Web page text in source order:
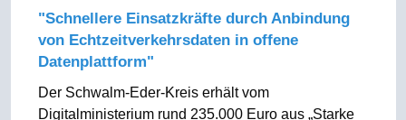
"Schnellere Einsatzkräfte durch Anbindung
von Echtzeitverkehrsdaten in offene
Datenplattform"
Der Schwalm-Eder-Kreis erhält vom
Digitalministerium rund 235.000 Euro aus „Starke